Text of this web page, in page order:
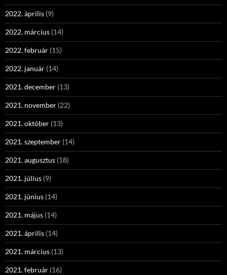
2022. április (9)
2022. március (14)
2022. február (15)
2022. január (14)
2021. december (13)
2021. november (22)
2021. október (13)
2021. szeptember (14)
2021. augusztus (18)
2021. július (9)
2021. június (14)
2021. május (14)
2021. április (14)
2021. március (13)
2021. február (16)